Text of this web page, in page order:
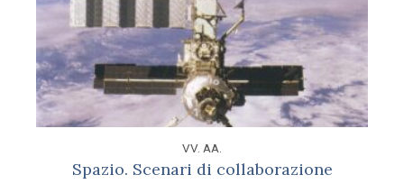
VV. AA.
Spazio. Scenari di collaborazione